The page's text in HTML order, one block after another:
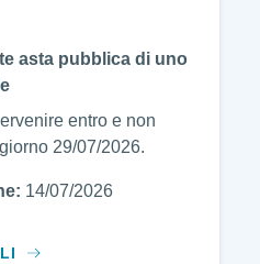
asta pubblica di uno
entro e non
29/07/2026.
14/07/2026